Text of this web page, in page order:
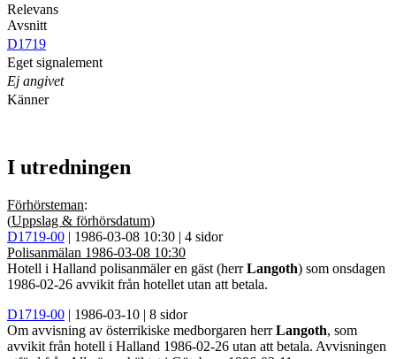
Relevans
Avsnitt
D1719
Eget signalement
Ej angivet
Känner
I utredningen
Förhörsteman:
(Uppslag & förhörsdatum)
D1719-00 | 1986-03-08 10:30 | 4 sidor
Polisanmälan 1986-03-08 10:30
Hotell i Halland polisanmäler en gäst (herrLangoth) som onsdagen
1986-02-26 avvikit från hotellet utan att betala.
D1719-00 | 1986-03-10 | 8 sidor
Om avvisning av österrikiske medborgaren herrLangoth, som
avvikit från hotell i Halland 1986-02-26 utan att betala. Avvisningen